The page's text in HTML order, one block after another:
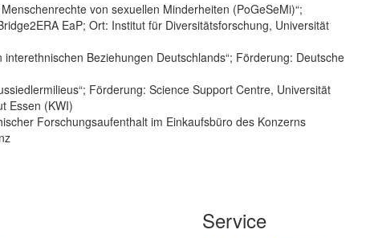
von sexuellen Minderheiten (PoGeSeMi)“;
EaP; Ort: Institut für Diversitätsforschung, Universität
Beziehungen Deutschlands“; Förderung: Deutsche
Förderung: Science Support Centre, Universität
Essen (KWI)
Forschungsaufenthalt im Einkaufsbüro des Konzerns
Service